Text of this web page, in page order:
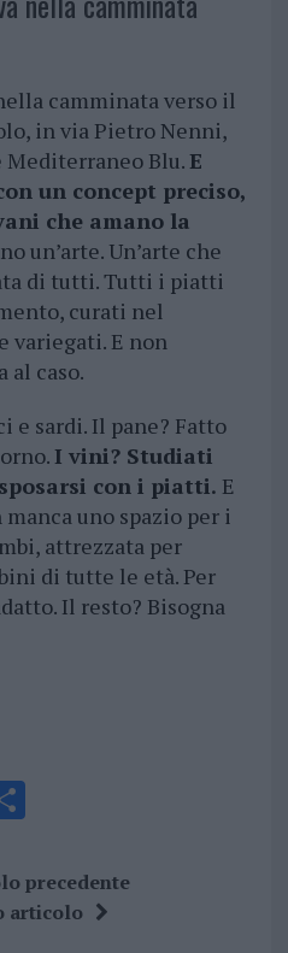
camminata verso il
in via Pietro Nenni,
Blu.E
un concept preciso,
che amano la
un’arte. Un’arte che
di tutti. Tutti i piatti
curati nel
variegati. E non
al caso.
e sardi. Il pane? Fatto
I vini? Studiati
con i piatti. E
uno spazio per i
attrezzata per
di tutte le età. Per
Il resto? Bisogna
S
a
re
precedente
articolo